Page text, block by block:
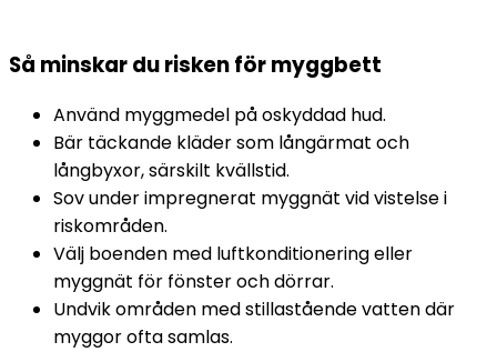
Så minskar du risken för myggbett
Använd myggmedel på oskyddad hud.
Bär täckande kläder som långärmat och
långbyxor, särskilt kvällstid.
Sov under impregnerat myggnät vid vistelse i
riskområden.
Välj boenden med luftkonditionering eller
myggnät för fönster och dörrar.
Undvik områden med stillastående vatten där
myggor ofta samlas.